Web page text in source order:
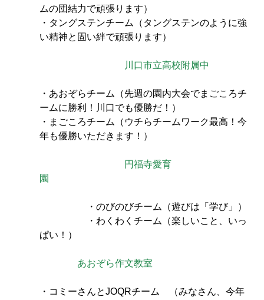
ムの団結力で頑張ります）
・タングステンチーム（タングステンのように強
い精神と固い絆で頑張ります）
川口市立高校附属中
・あおぞらチーム（先週の園内大会でまごころチ
ームに勝利！川口でも優勝だ！）
・まごころチーム（ウチらチームワーク最高！今
年も優勝いただきます！）
円福寺愛育
園
・のびのびチーム（遊びは「学び」）
・わくわくチーム（楽しいこと、いっ
ぱい！）
あおぞら作文教室
・コミーさんとJOQRチーム　（みなさん、今年